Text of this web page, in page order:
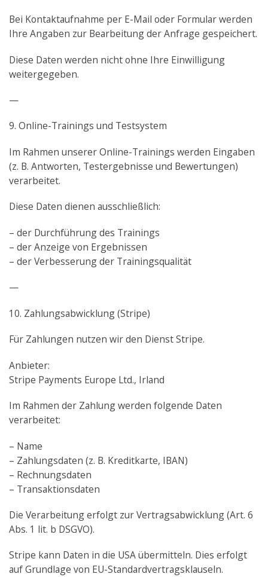
Bei Kontaktaufnahme per E-Mail oder Formular werden
Ihre Angaben zur Bearbeitung der Anfrage gespeichert.
Diese Daten werden nicht ohne Ihre Einwilligung
weitergegeben.
—
9. Online-Trainings und Testsystem
Im Rahmen unserer Online-Trainings werden Eingaben
(z. B. Antworten, Testergebnisse und Bewertungen)
verarbeitet.
Diese Daten dienen ausschließlich:
– der Durchführung des Trainings
– der Anzeige von Ergebnissen
– der Verbesserung der Trainingsqualität
—
10. Zahlungsabwicklung (Stripe)
Für Zahlungen nutzen wir den Dienst Stripe.
Anbieter:
Stripe Payments Europe Ltd., Irland
Im Rahmen der Zahlung werden folgende Daten
verarbeitet:
– Name
– Zahlungsdaten (z. B. Kreditkarte, IBAN)
– Rechnungsdaten
– Transaktionsdaten
Die Verarbeitung erfolgt zur Vertragsabwicklung (Art. 6
Abs. 1 lit. b DSGVO).
Stripe kann Daten in die USA übermitteln. Dies erfolgt
auf Grundlage von EU-Standardvertragsklauseln.